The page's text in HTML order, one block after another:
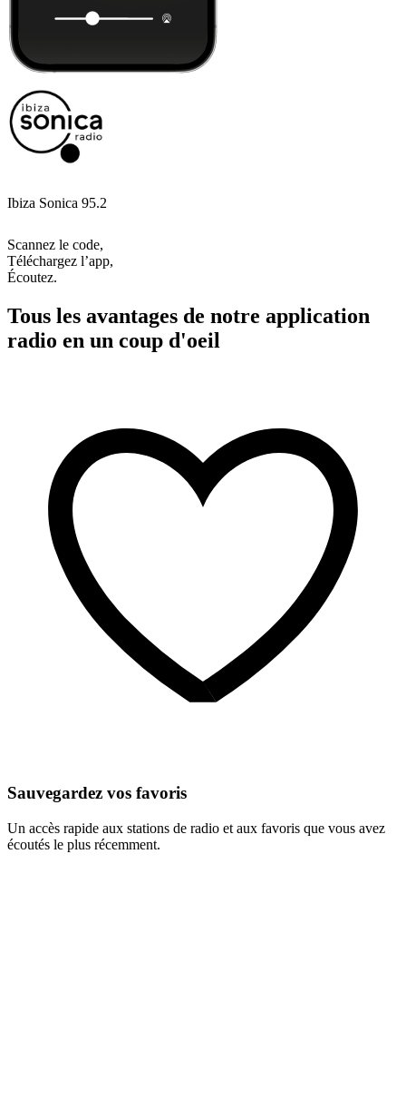
Ibiza Sonica 95.2
Scannez le code,
Téléchargez l’app,
Écoutez.
Tous les avantages de notre application
radio en un coup d'oeil
Sauvegardez vos favoris
Un accès rapide aux stations de radio et aux favoris que vous avez
écoutés le plus récemment.